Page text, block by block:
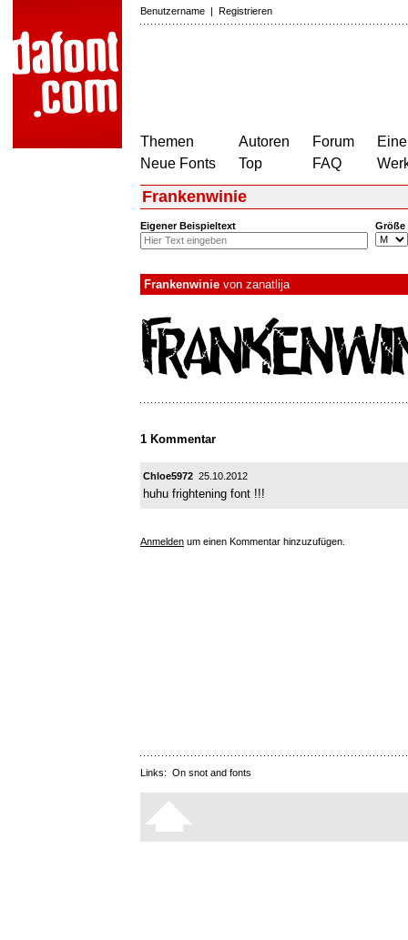
Benutzername | Registrieren
Themen
Neue Fonts
Autoren
Top
Forum
FAQ
Frankenwinie
Eigener Beispieltext Größe
Frankenwinie von zanatlija
1 Kommentar
Chloe5972 25.10.2012
huhu frightening font !!!
Anmelden um einen Kommentar hinzuzufügen.
Links: On snot and fonts